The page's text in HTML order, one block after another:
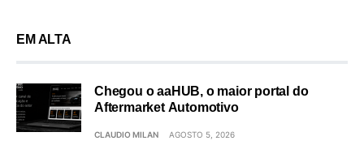
EM ALTA
Chegou o aaHUB, o maior portal do
Aftermarket Automotivo
CLAUDIO MILAN AGOSTO 5, 2026